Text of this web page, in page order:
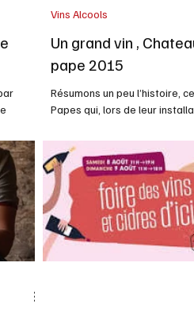
à la
les
Un grand vin ,
pape 2015
Résumons un peu l’histoire,
Papes qui, lors de leur
Châteauneuf-du-Pape. Sous
Jean XXII, le village devient
de la papauté. Quant au
ces lieux, il accède au rang de
». Une consécration qui lui
des grandes cours
ans cette année mais
1157.. À partir de 1776, le Château La
Vins Alcools